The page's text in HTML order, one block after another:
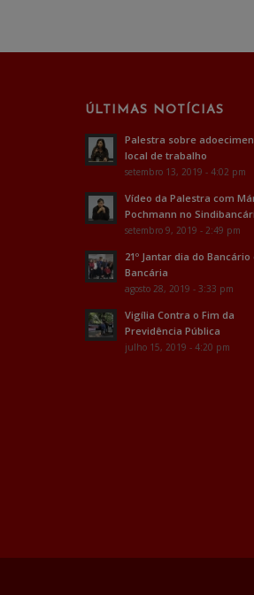
ÚLTIMAS NOTÍCIAS
Palestra sobre
local de trabalho
setembro 13, 2019 - 4:02 pm
Vídeo da Palestra com
Pochmann no
setembro 9, 2019 - 2:49 pm
21º Jantar dia do Bancário
Bancária
agosto 28, 2019 - 3:33 pm
Vigília Contra o Fim da
Previdência Pública
julho 15, 2019 - 4:20 pm